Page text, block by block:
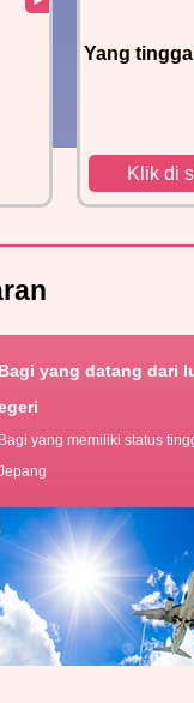
Yang
Klik di
Bagi yang datang dari
Bagi yang memiliki status